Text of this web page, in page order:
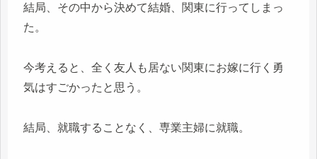
結局、その中から決めて結婚、関東に行ってしまっ
た。
今考えると、全く友人も居ない関東にお嫁に行く勇
気はすごかったと思う。
結局、就職することなく、専業主婦に就職。